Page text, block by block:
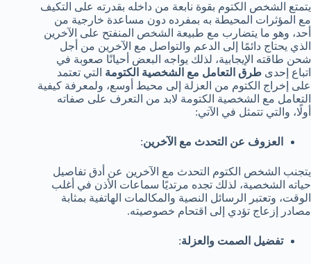
يتمتع الشخص الكتوم بقوة نابعة من داخله بقدرته على التكيف
مع المؤثرات المحيطة به بمفرده دون مساعدة خارجية من
أحد، وهو ما يتضارب مع طبيعة الشخص المنفتح على الآخرين
الذي يحتاج دائمًا إلى الدعم والتواصل مع الآخرين من أجل
شحن طاقته الإيجابية، لذلك يواجه البعض أحيانًا صعوبة في
اتباع إحدى طرق التعامل مع الشخصية الكتومة التي تعتمد
على إخراج الكتوم من العزلة إلى محيط أوسع، ولمعرفة كيفية
التعامل مع الشخصية الكتومة لابد من التعرف على صفاته
أولًا، والتي تتمثل في الآتي:
العزوف عن التحدث مع الآخرين:
يتجنب الشخص الكتوم التحدث مع الآخرين عن أدق تفاصيل
حياته الشخصية، لذلك تجده مرتديًا سماعات الأذن في أغلب
الوقت، وتعتبر الرسائل النصية والمكالمات الهاتفية بمثابة
مصادر إزعاج تؤدي إلى اقتحام خصوصيته.
تفضيل الصمت والعزلة: